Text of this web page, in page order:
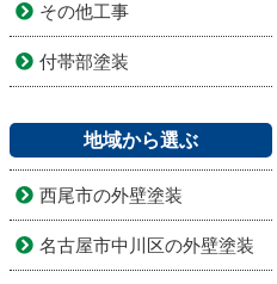
その他工事
付帯部塗装
地域から選ぶ
西尾市の外壁塗装
名古屋市中川区の外壁塗装